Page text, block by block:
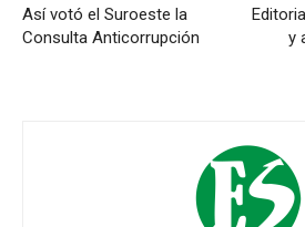
Así votó el Suroeste la
Consulta Anticorrupción
y